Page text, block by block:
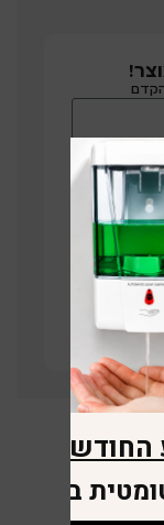
החודש
במתנה